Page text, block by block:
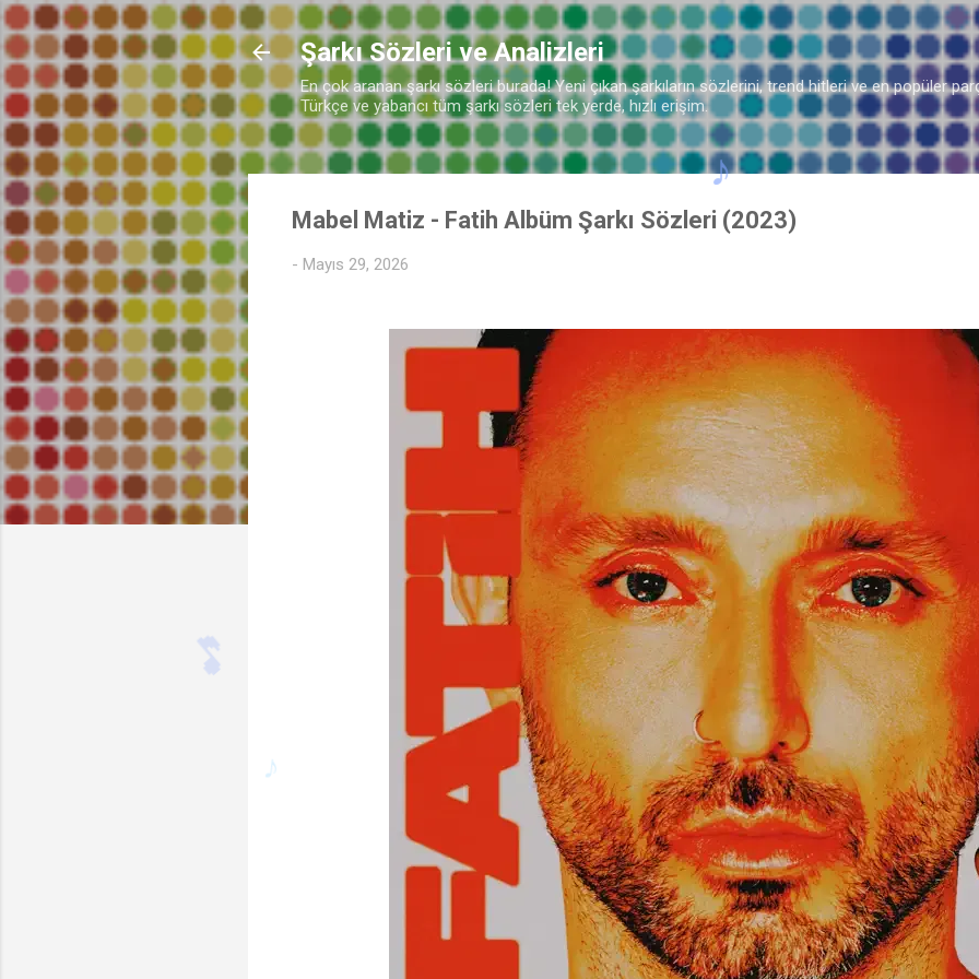
Ana içeriğe atla
Şarkı Sözleri ve Analizleri
En çok aranan şarkı sözleri burada! Yeni çıkan şarkıların sözlerini, trend hitleri ve en popüler
Türkçe ve yabancı tüm şarkı sözleri tek yerde, hızlı erişim.
Mabel Matiz - Fatih Albüm Şarkı Sözleri (2023)
- Mayıs 29, 2026